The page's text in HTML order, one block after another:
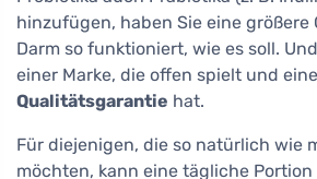
hinzufügen, haben Sie eine größere
Darm so funktioniert, wie es soll.
einer Marke, die offen spielt und
Qualitätsgarantie hat.
Für diejenigen, die so natürlich wie
möchten, kann eine tägliche